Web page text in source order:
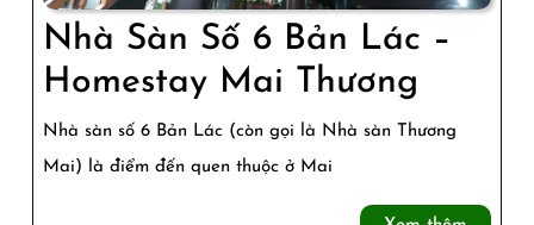
Nhà Sàn Số 6 Bản Lác –
Homestay Mai Thương
Sàn
6
Nhà sàn số 6 Bản Lác (còn gọi là Nhà sàn Thương
Mai) là điểm đến quen thuộc ở Mai